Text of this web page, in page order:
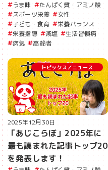
うま味
たんぱく質・アミノ酸
スポーツ栄養
女性
子ども・食育
栄養バランス
栄養指導
減塩
生活習慣病
病気
高齢者
トピックス／ニュース
2025年12月30日
「あじこらぼ」2025年に
最も読まれた記事トップ20
を発表します！